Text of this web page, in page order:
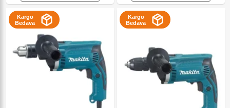
Kargo
Bedava
Kargo
Bedava